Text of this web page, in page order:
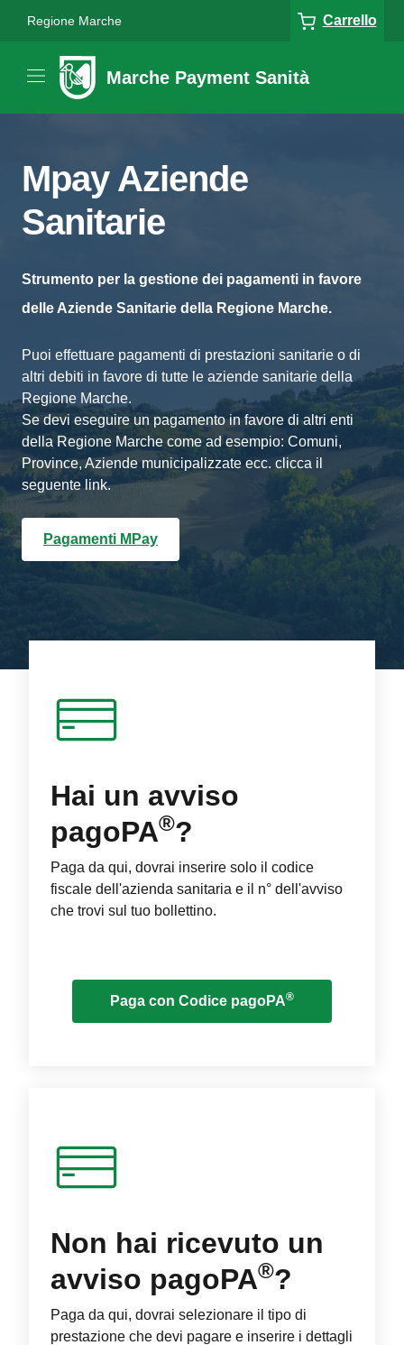
Regione Marche Carrello
Marche Payment Sanità
Mpay Aziende
Sanitarie
Strumento per la gestione dei pagamenti in favore
delle Aziende Sanitarie della Regione Marche.
Puoi effettuare pagamenti di prestazioni sanitarie o di
altri debiti in favore di tutte le aziende sanitarie della
Regione Marche.
Se devi eseguire un pagamento in favore di altri enti
della Regione Marche come ad esempio: Comuni,
Province, Aziende municipalizzate ecc. clicca il
seguente link.
Pagamenti MPay
Hai un avviso
pagoPA®?
Paga da qui, dovrai inserire solo il codice
fiscale dell'azienda sanitaria e il n° dell'avviso
che trovi sul tuo bollettino.
Paga con Codice pagoPA®
Non hai ricevuto un
avviso pagoPA®?
Paga da qui, dovrai selezionare il tipo di
prestazione che devi pagare e inserire i dettagli